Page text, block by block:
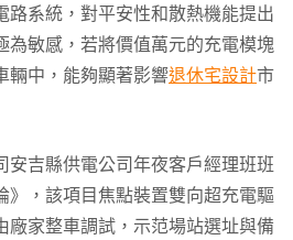
路系統，對平安性和散熱機能提出
為敏感，若將價值萬元的充電模塊
輛中，能夠顯著影響退休宅設計市
安吉縣供電公司年夜客戶經理班班
》，該項目焦點裝置雙向超充電驅
廠家整車調試，示范場站選址與備